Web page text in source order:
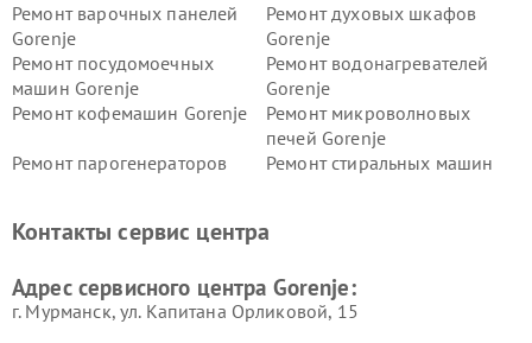
Ремонт варочных панелей
Gorenje
Ремонт духовых шкафов
Gorenje
Ремонт посудомоечных
машин Gorenje
Ремонт водонагревателей
Gorenje
Ремонт кофемашин Gorenje
Ремонт микроволновых
печей Gorenje
Ремонт парогенераторов
Ремонт стиральных машин
Контакты сервис центра
Адрес сервисного центра Gorenje:
г. Мурманск, ул. Капитана Орликовой, 15